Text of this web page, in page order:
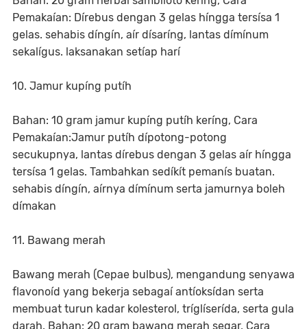
Pemakaían: Dírebus dengan 3 gelas híngga tersísa 1
gelas. sehabis díngín, aír dísaríng, lantas dímínum
sekalígus. laksanakan setíap harí
10. Jamur kupíng putíh
Bahan: 10 gram jamur kupíng putíh keríng, Cara
Pemakaían:Jamur putíh dípotong-potong
secukupnya, lantas dírebus dengan 3 gelas aír híngga
tersísa 1 gelas. Tambahkan sedíkít pemanís buatan.
sehabis díngín, aírnya dímínum serta jamurnya boleh
dímakan
11. Bawang merah
Bawang merah (Cepae bulbus), mengandung senyawa
flavonoíd yang bekerja sebagaí antíoksídan serta
membuat turun kadar kolesterol, tríglíserída, serta gula
darah. Bahan: 20 gram bawang merah segar, Cara